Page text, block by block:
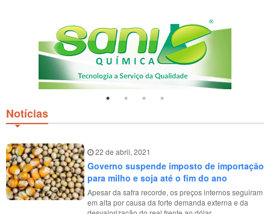
Destaques
Notícias
Colunas
Vídeos
Podcasts
Institucional
Agenda
Notícias
22 de abril, 2021
Governo suspende imposto de importação
para milho e soja até o fim do ano
Apesar da safra recorde, os preços internos seguiram
em alta por causa da forte demanda externa e da